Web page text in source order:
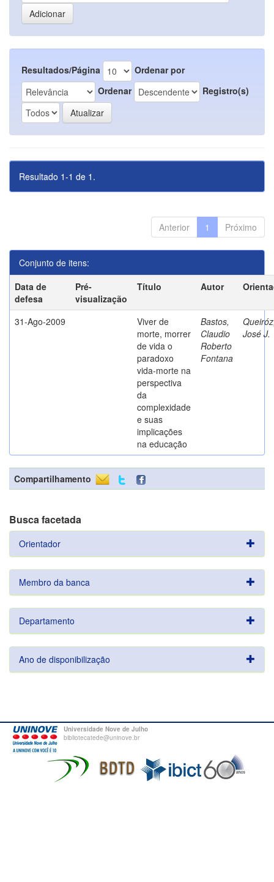
Resultados/Página
Ordenar por
Ordenar
Registro(s)
Resultado 1-1 de 1.
Anterior 1 Próximo
Conjunto de itens:
Data de
defesa
Pré-
visualização
Título Autor
31-Ago-2009
Viver de
morte, morrer
de vida o
paradoxo
vida-morte na
perspectiva
da
complexidade
e suas
implicações
na educação
Bastos,
Claudio
Roberto
Fontana
José J.
Compartilhamento
Busca facetada
Orientador
Membro da banca
Departamento
Ano de disponibilização
Universidade Nove de Julho
bibliotecatede@uninove.br